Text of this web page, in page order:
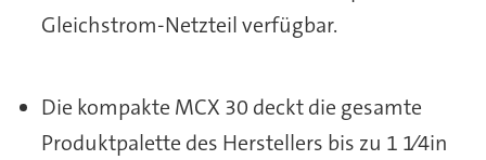
Gleichstrom-Netzteil verfügbar.
Die kompakte MCX 30 deckt die gesamte
Produktpalette des Herstellers bis zu 1 1⁄4in